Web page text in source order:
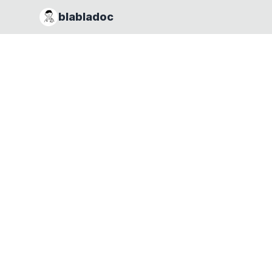
blabladoc